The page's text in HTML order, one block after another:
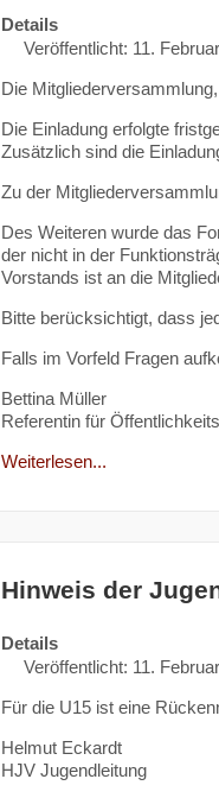
Details
Veröffentlicht: 11.
Die
Die Einladung erfolgte
Zusätzlich sind die
Zu der
Des Weiteren wurde das
der nicht in der
Vorstands ist an die
Bitte berücksichtigt, dass
Falls im Vorfeld Fragen
Bettina Müller
Referentin für
Weiterlesen...
Hinweis der
Details
Veröffentlicht: 11.
Für die U15 ist eine
Helmut Eckardt
HJV Jugendleitung